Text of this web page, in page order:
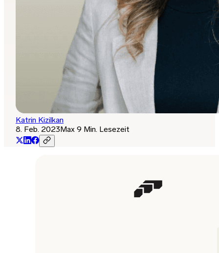
Katrin Kizilkan
8. Feb. 2023Max 9 Min. Lesezeit